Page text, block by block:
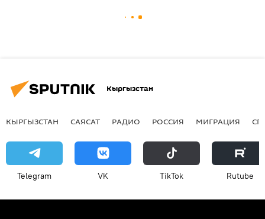
Кыргызстан
КЫРГЫЗСТАН САЯСАТ РАДИО РОССИЯ МИГРАЦИЯ
Telegram VK ТikТоk Rutube